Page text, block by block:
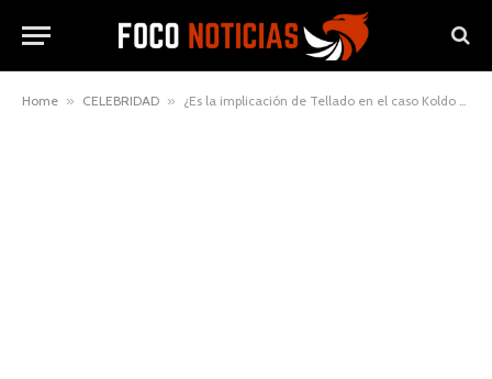
Home » CELEBRIDAD » ¿Es la implicación de Tellado en el caso Koldo un cambio de juego para la política española?